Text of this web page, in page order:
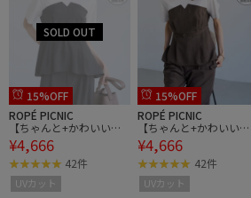
15%OFF
ROPÉ PICNIC
【ちゃんと+かわいい保
証】エアリーリネンライ
ク ドッキングカットトッ
プス/UVケア
¥4,666
42件
UVカット
15%OFF
ROPÉ PICNIC
【ちゃんと+かわいい保
証】エアリーリネンライ
ク ドッキングカットトッ
プス/UVケア
¥4,666
42件
UVカット